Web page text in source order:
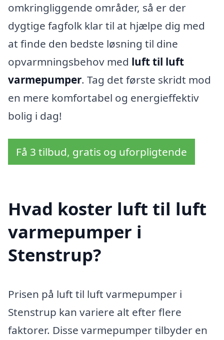
omkringliggende områder, så er der
dygtige fagfolk klar til at hjælpe dig med
at finde den bedste løsning til dine
opvarmningsbehov med luft til luft
varmepumper. Tag det første skridt mod
en mere komfortabel og energieffektiv
bolig i dag!
Få 3 tilbud, gratis og uforpligtende
Hvad koster luft til luft
varmepumper i
Stenstrup?
Prisen på luft til luft varmepumper i
Stenstrup kan variere alt efter flere
faktorer. Disse varmepumper tilbyder en